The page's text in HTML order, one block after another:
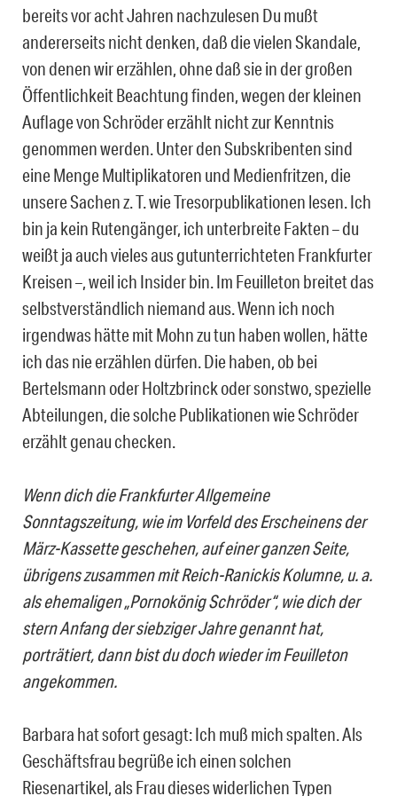
bereits vor acht Jahren nachzulesen Du mußt
andererseits nicht denken, daß die vielen Skandale,
von denen wir erzählen, ohne daß sie in der großen
Öffentlichkeit Beachtung finden, wegen der kleinen
Auflage von Schröder erzählt nicht zur Kenntnis
genommen werden. Unter den Subskribenten sind
eine Menge Multiplikatoren und Medienfritzen, die
unsere Sachen z. T. wie Tresorpublikationen lesen. Ich
bin ja kein Rutengänger, ich unterbreite Fakten – du
weißt ja auch vieles aus gutunterrichteten Frankfurter
Kreisen –, weil ich Insider bin. Im Feuilleton breitet das
selbstverständlich niemand aus. Wenn ich noch
irgendwas hätte mit Mohn zu tun haben wollen, hätte
ich das nie erzählen dürfen. Die haben, ob bei
Bertelsmann oder Holtzbrinck oder sonstwo, spezielle
Abteilungen, die solche Publikationen wie Schröder
erzählt genau checken.
Wenn dich die Frankfurter Allgemeine
Sonntagszeitung, wie im Vorfeld des Erscheinens der
März-Kassette geschehen, auf einer ganzen Seite,
übrigens zusammen mit Reich-Ranickis Kolumne, u. a.
als ehemaligen „Pornokönig Schröder“, wie dich der
stern Anfang der siebziger Jahre genannt hat,
porträtiert, dann bist du doch wieder im Feuilleton
angekommen.
Barbara hat sofort gesagt: Ich muß mich spalten. Als
Geschäftsfrau begrüße ich einen solchen
Riesenartikel, als Frau dieses widerlichen Typen